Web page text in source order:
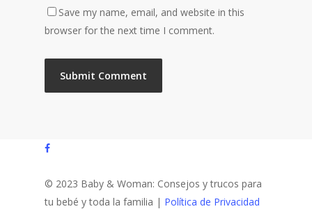
Save my name, email, and website in this
browser for the next time I comment.
facebook
© 2023 Baby & Woman: Consejos y trucos para
tu bebé y toda la familia | Política de Privacidad